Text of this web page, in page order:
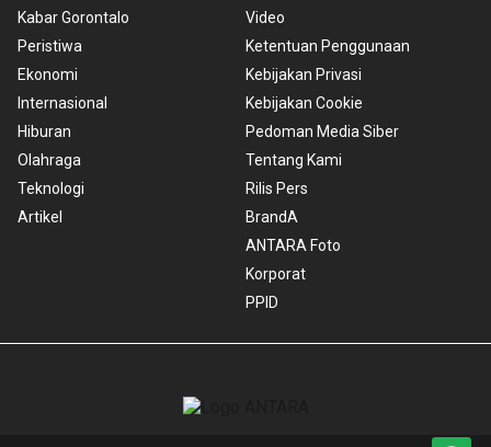
Kabar Gorontalo
Peristiwa
Ekonomi
Internasional
Hiburan
Olahraga
Teknologi
Artikel
Video
Ketentuan Penggunaan
Kebijakan Privasi
Kebijakan Cookie
Pedoman Media Siber
Tentang Kami
Rilis Pers
BrandA
ANTARA Foto
Korporat
PPID